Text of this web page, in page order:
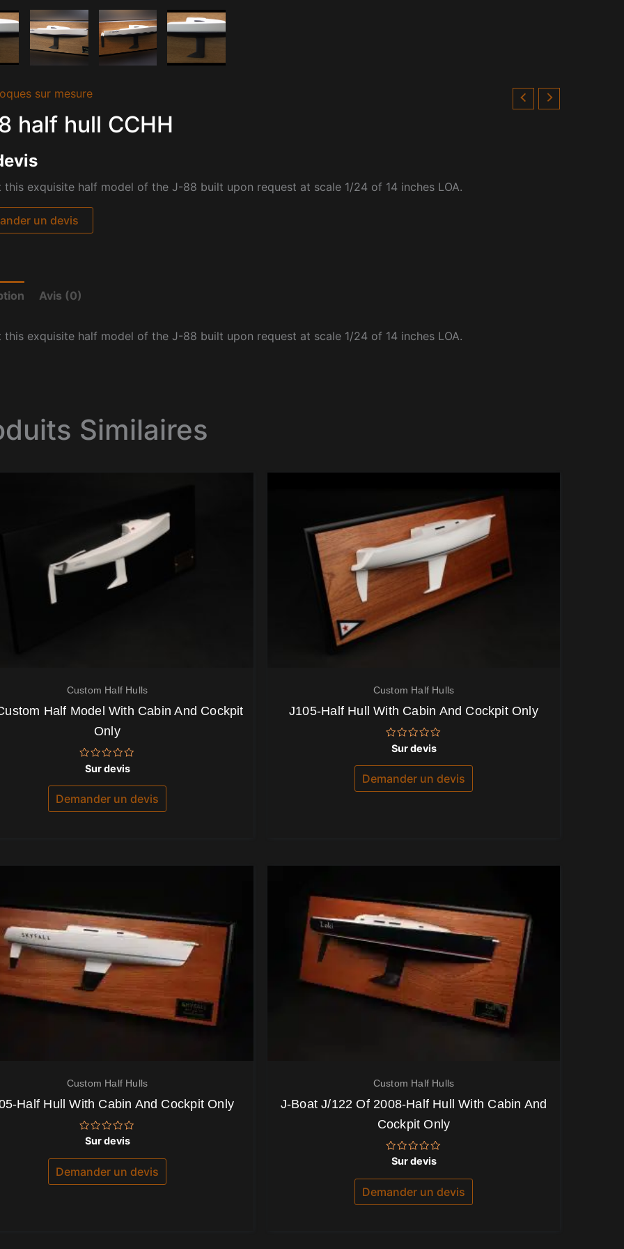
sur mesure
half hull CCHH
this exquisite half model of the J-88 built upon request at scale 1/24 of 14 inches LOA.
un devis
Avis (0)
this exquisite half model of the J-88 built upon request at scale 1/24 of 14 inches LOA.
Similaires
Custom Half Hulls
Half Model With Cabin And Cockpit
Only
Note
0
sur
Sur devis
Demander un devis
Custom Half Hulls
J105-Half Hull With Cabin And Cockpit Only
Note
0
sur
Sur devis
Demander un devis
Custom Half Hulls
Half Hull With Cabin And Cockpit Only
Note
sur
Sur devis
Demander un devis
Custom Half Hulls
J-Boat J/122 Of 2008-Half Hull With Cabin And
Cockpit Only
Note
sur
Sur devis
Demander un devis